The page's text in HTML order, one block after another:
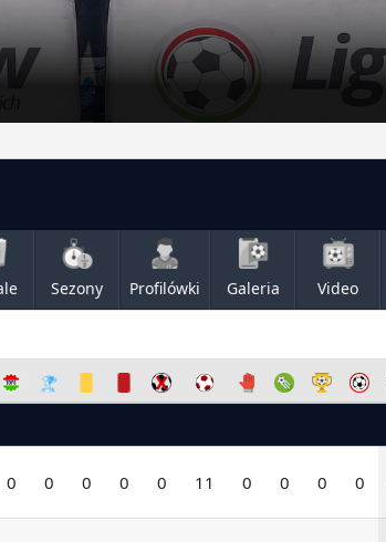
Sezony Profilówki Galeria Video
0 0 0 0 0 11 0 0 0 0